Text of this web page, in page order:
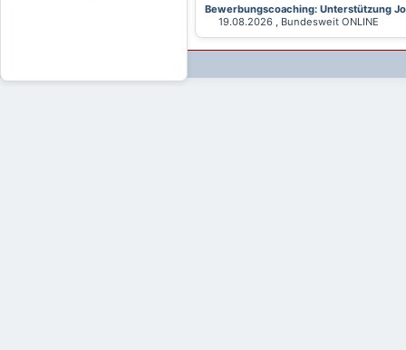
Bewerbungscoaching: Unterstützung
19.08.2026 , Bundesweit ONLINE